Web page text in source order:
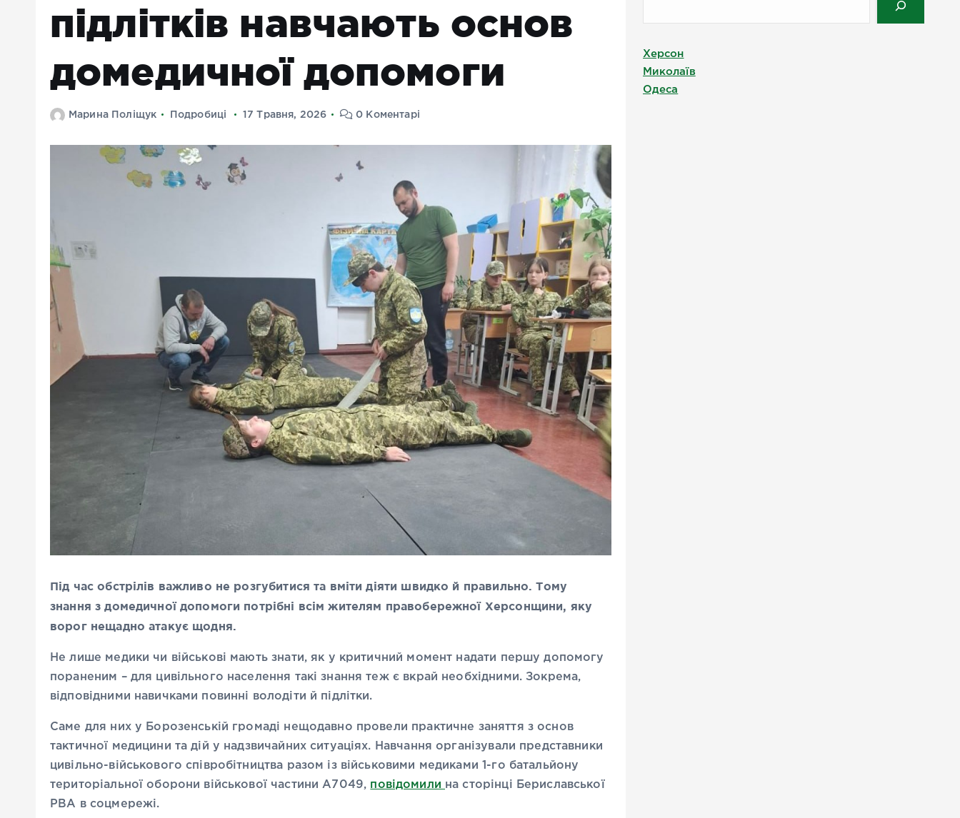
підлітків навчають основ
домедичної допомоги
Марина Поліщук Подробиці 17 Травня, 2026 0 Коментарі
Під час обстрілів важливо не розгубитися та вміти діяти швидко й правильно. Тому
знання з домедичної допомоги потрібні всім жителям правобережної Херсонщини, яку
ворог нещадно атакує щодня.
Не лише медики чи військові мають знати, як у критичний момент надати першу допомогу
пораненим – для цивільного населення такі знання теж є вкрай необхідними. Зокрема,
відповідними навичками повинні володіти й підлітки.
Саме для них у Борозенській громаді нещодавно провели практичне заняття з основ
тактичної медицини та дій у надзвичайних ситуаціях. Навчання організували представники
цивільно-військового співробітництва разом із військовими медиками 1-го батальйону
територіальної оборони військової частини А7049, повідомили на сторінці Бериславської
РВА в соцмережі.
Херсон
Миколаїв
Одеса